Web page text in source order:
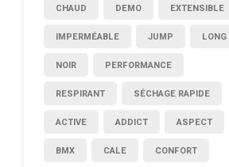
CHAUD DEMO EXTENSIBLE
IMPERMÉABLE JUMP LONG
NOIR PERFORMANCE
RESPIRANT SÉCHAGE RAPIDE
ACTIVE ADDICT ASPECT
BMX CALE CONFORT